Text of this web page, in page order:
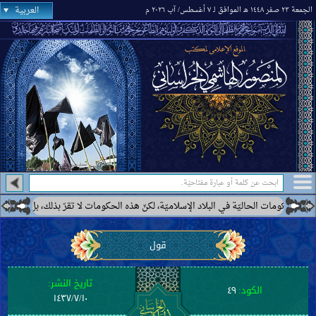
الجمعة ٢٣ صفر ١٤٤٨ هـ الموافق لـ ٧ أغسطس/ آب ٢٠٢٦ م العربية
الحاليّة في البلاد الإسلاميّة، لكنّ هذه الحكومات لا تقرّ بذلك، بل ترى
قول
الكود: ٤٩
تاريخ النشر:
١٤٣٧/٧/١٠